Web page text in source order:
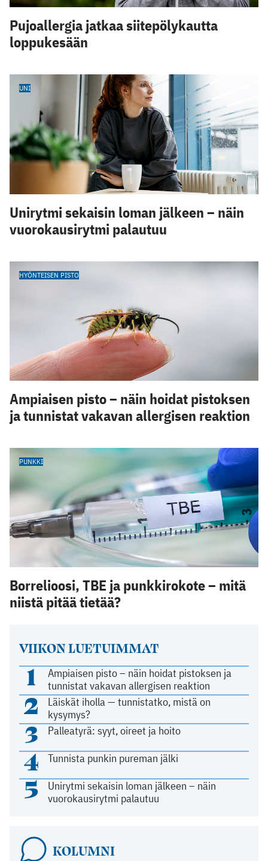
VIIKON LUETUIMMAT
1
Ampiaisen pisto – näin hoidat pistoksen ja
tunnistat vakavan allergisen reaktion
2
Läiskät iholla — tunnistatko, mistä on
kysymys?
3 Palleatyrä: syyt, oireet ja hoito
4 Tunnista punkin pureman jälki
5
Unirytmi sekaisin loman jälkeen – näin
vuorokausirytmi palautuu
KOLUMNI
Pujoallergia jatkaa siitepölykautta
loppukesään
UNI
Unirytmi sekaisin loman jälkeen – näin
vuorokausirytmi palautuu
HYÖNTEISEN PISTO
Ampiaisen pisto – näin hoidat pistoksen
ja tunnistat vakavan allergisen reaktion
PUNKKI
Borrelioosi, TBE ja punkkirokote – mitä
niistä pitää tietää?